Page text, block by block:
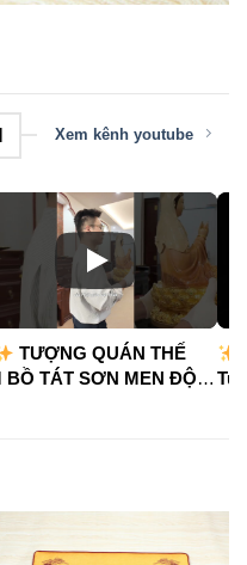
Xem kênh youtube
TƯỢNG QUÁN THẾ
BỒ TÁT SƠN MEN ĐỘ